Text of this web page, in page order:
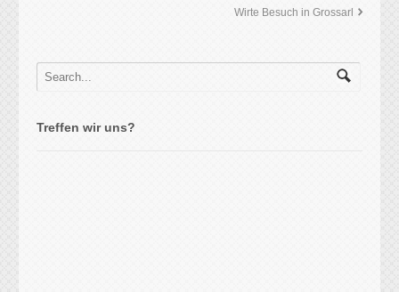
Wirte Besuch in Grossarl
Treffen wir uns?